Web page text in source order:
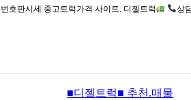
호판시세 중고트럭가격 사이트. 디젤트럭 상
■디젤트럭■ 추천.매물